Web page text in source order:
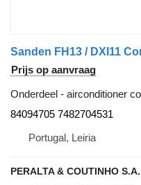
Prijs op aanvraag
Onderdeel - airconditioner
84094705 7482704531
Portugal, Leiria
PERALTA & COUTINHO S.A.